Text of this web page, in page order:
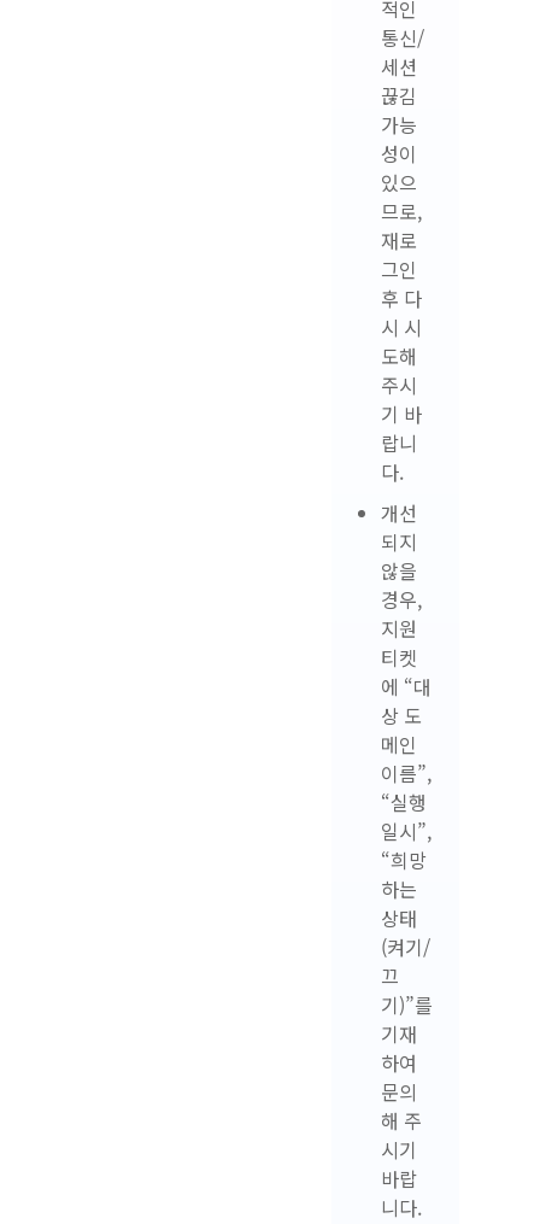
적인
통신/
세션
끊김
가능
성이
있으
므로,
재로
그인
후 다
시 시
도해
주시
기 바
랍니
다.
개선
되지
않을
경우,
지원
티켓
에 “대
상 도
메인
이름”,
“실행
일시”,
“희망
하는
상태
(켜기/
끄
기)”를
기재
하여
문의
해 주
시기
바랍
니다.